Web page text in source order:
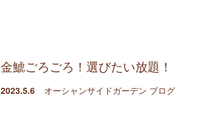
金鯱ごろごろ！選びたい放題！
2023.5.6 オーシャンサイドガーデン ブログ